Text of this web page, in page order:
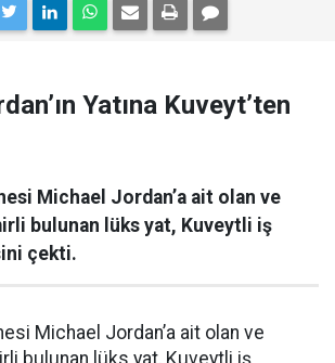
Yatına Kuveyt’ten
Michael Jordan’a ait olan ve
bulunan lüks yat, Kuveytli iş
çekti.
Michael Jordan’a ait olan ve
bulunan lüks yat, Kuveytli iş